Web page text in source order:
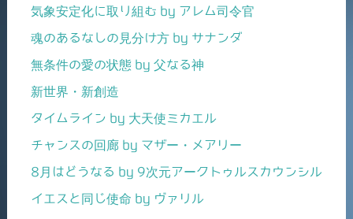
気象安定化に取り組む by アレム司令官
魂のあるなしの見分け方 by サナンダ
無条件の愛の状態 by 父なる神
新世界・新創造
タイムライン by 大天使ミカエル
チャンスの回廊 by マザー・メアリー
8月はどうなる by 9次元アークトゥルスカウンシル
イエスと同じ使命 by ヴァリル